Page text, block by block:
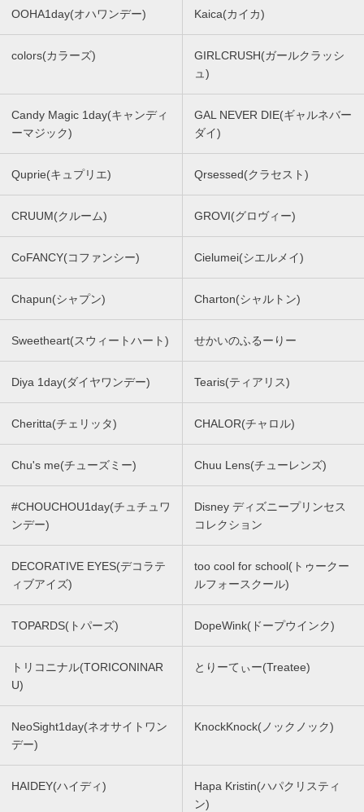
OOHA1day(オハワンデー) Kaica(カイカ)
colors(カラーズ)
GIRLCRUSH(ガールクラッシ
ュ)
Candy Magic 1day(キャンディ
ーマジック)
GAL NEVER DIE(ギャルネバー
ダイ)
Quprie(キュプリエ) Qrsessed(クラセスト)
CRUUM(クルーム) GROVI(グロヴィー)
CoFANCY(コファンシー) Cielumei(シエルメイ)
Chapun(シャプン) Charton(シャルトン)
Sweetheart(スウィートハート) せかいのふるーりー
Diya 1day(ダイヤワンデー) Tearis(ティアリス)
Cheritta(チェリッタ) CHALOR(チャロル)
Chu's me(チューズミー) Chuu Lens(チューレンズ)
#CHOUCHOU1day(チュチュワ
ンデー)
Disney ディズニープリンセス
コレクション
DECORATIVE EYES(デコラテ
ィブアイズ)
too cool for school(トゥークー
ルフォースクール)
TOPARDS(トパーズ) DopeWink(ドープウインク)
トリコニナル(TORICONINAR
U)
とりーてぃー(Treatee)
NeoSight1day(ネオサイトワン
デー)
KnockKnock(ノックノック)
HAIDEY(ハイディ)
Hapa Kristin(ハパクリスティ
ン)